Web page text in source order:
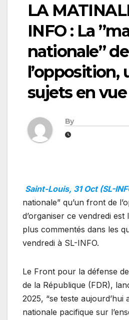
LA
INFO : La
nationale” de
l’opposition,
sujets en vue
By
Saint-Louis, 31 Oct (SL-
nationale” qu’un front de
d’organiser ce vendredi est
plus commentés dans les
vendredi à SL-INFO.
Le Front pour la défense
de la République (FDR),
2025, “se teste aujourd’hui
nationale pacifique sur